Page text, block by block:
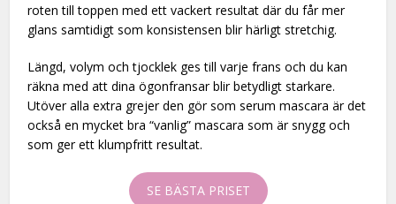
roten till toppen med ett vackert resultat där du får mer
glans samtidigt som konsistensen blir härligt stretchig.
Längd, volym och tjocklek ges till varje frans och du kan
räkna med att dina ögonfransar blir betydligt starkare.
Utöver alla extra grejer den gör som serum mascara är det
också en mycket bra “vanlig” mascara som är snygg och
som ger ett klumpfritt resultat.
SE BÄSTA PRISET